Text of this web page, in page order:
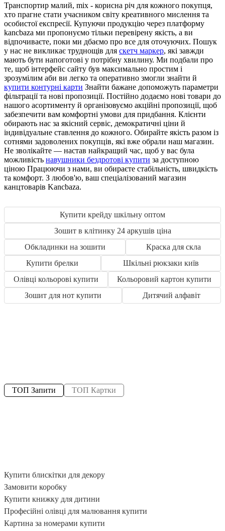
Транспортир малий, mix - корисна річ для кожного покупця,
хто прагне стати учасником світу креативного мислення та
особистої експресії. Купуючи продукцію через платформу
kancbaza ми пропонуємо тільки перевірену якість, а ви
відпочиваєте, поки ми дбаємо про все для оточуючих. Пошук
у нас не викликає труднощів для скетч маркер, які завжди
мають бути напоготові у потрібну хвилину. Ми подбали про
те, щоб інтерфейс сайту був максимально простим і
зрозумілим аби ви легко та оперативно змогли знайти й
купити контурні карти Знайти бажане допоможуть параметри
фільтрації та нові пропозиції. Постійно додаємо нові товари до
нашого асортименту й організовуємо акційні пропозиції, щоб
забезпечити вам комфортні умови для придбання. Клієнти
обирають нас за якісний сервіс, демократичні ціни й
індивідуальне ставлення до кожного. Обирайте якість разом із
сотнями задоволених покупців, які вже обрали наш магазин.
Не зволікайте — настав найкращий час, щоб у вас була
можливість навушники бездротові купити за доступною
ціною Працюючи з нами, ви обираєте стабільність, швидкість
та комфорт. З любов'ю, ваш спеціалізований магазин
канцтоварів Kancbaza.
Купити крейду шкільну оптом
Зошит в клітинку 24 аркушів ціна
Обкладинки на зошити
Краска для скла
Купити брелки
Шкільні рюкзаки київ
Олівці кольорові купити
Кольоровий картон купити
Зошит для нот купити
Дитячий алфавіт
ТОП Запити ТОП Картки
Купити блискітки для декору
Замовити коробку
Купити книжку для дитини
Професійні олівці для малювання купити
Картина за номерами купити